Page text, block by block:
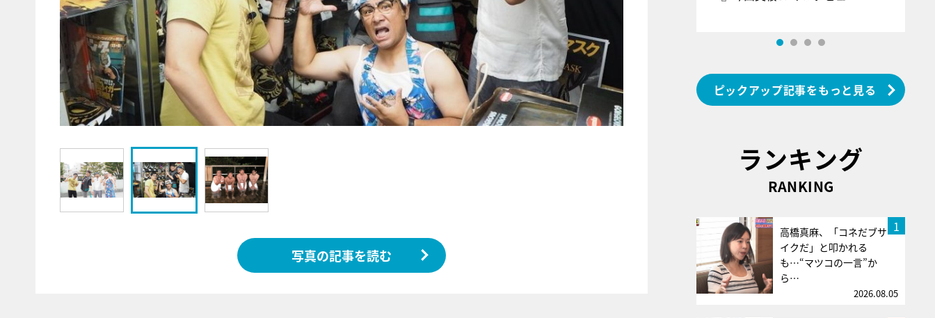
写真の記事を読む
ビュー
ピックアップ記事をもっと見る
ランキング
RANKING
1
高橋真麻、「コネだブサ
イクだ」と叩かれる
も…“マツコの一言”か
ら…
2026.08.05